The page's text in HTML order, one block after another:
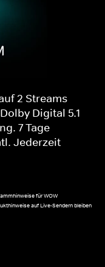
2 Streams
Digital 5.1
7 Tage
Jederzeit
für WOW
auf Live-Sendern bleiben